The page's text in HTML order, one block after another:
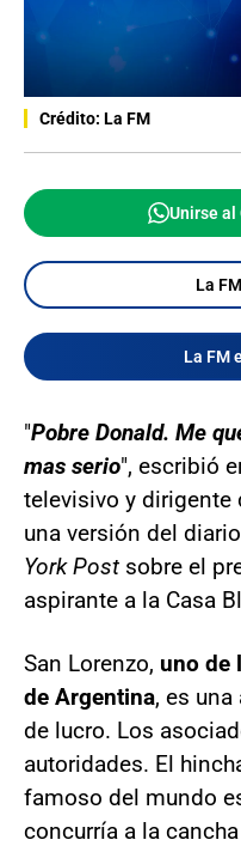
Crédito: La FM
Unirse al
La
La FM
"Pobre Donald. Me
mas serio", escribió
televisivo y dirigente
una versión del
York Post sobre el
aspirante a la Casa
San Lorenzo, uno de
de Argentina, es
de lucro. Los
autoridades. El
famoso del mundo
concurría a la